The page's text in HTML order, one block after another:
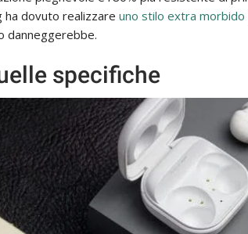
ha dovuto realizzare uno stilo extra morbido
danneggerebbe.
specifiche